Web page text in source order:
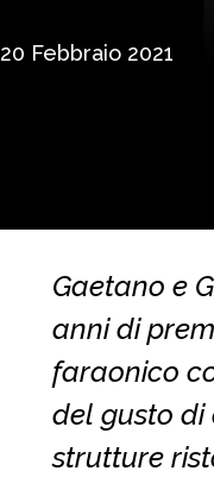
20 Febbraio 2021
Gaetano e
anni di
faraonico
del gusto di
strutture